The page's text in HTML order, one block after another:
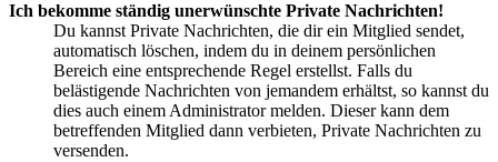
Ich bekomme ständig unerwünschte Private Nachrichten!
Du kannst Private Nachrichten, die dir ein Mitglied sendet,
automatisch löschen, indem du in deinem persönlichen
Bereich eine entsprechende Regel erstellst. Falls du
belästigende Nachrichten von jemandem erhältst, so kannst du
dies auch einem Administrator melden. Dieser kann dem
betreffenden Mitglied dann verbieten, Private Nachrichten zu
versenden.